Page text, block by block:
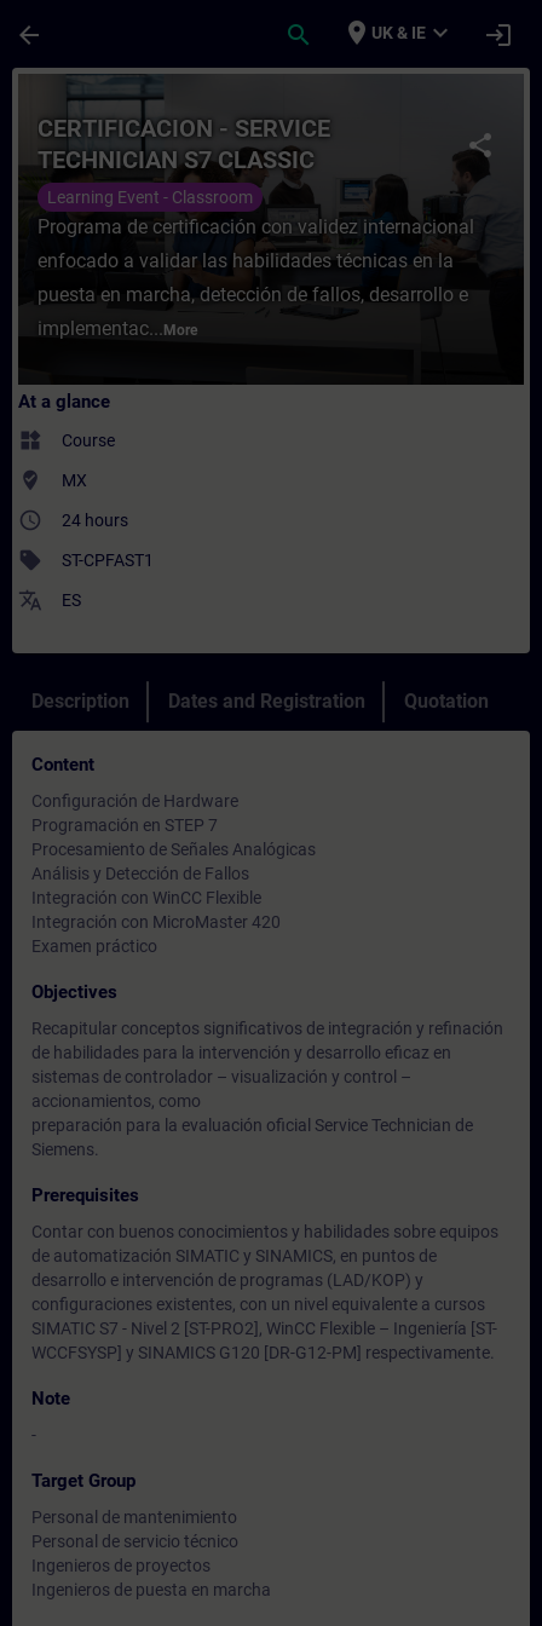
arrow_back search place UK & IE expand_more login
Course - CERTIFICACION - SERVICE
share
CERTIFICACION - SERVICE
TECHNICIAN S7 CLASSIC
Learning Event - Classroom
Programa de certificación con validez internacional
enfocado a validar las habilidades técnicas en la
puesta en marcha, detección de fallos, desarrollo e
implementac... More
At a glance
widgets Course
where_to_vote MX
access_time 24 hours
sell ST-CPFAST1
translate ES
Description Dates and Registration Quotation
Content
Configuración de Hardware
Programación en STEP 7
Procesamiento de Señales Analógicas
Análisis y Detección de Fallos
Integración con WinCC Flexible
Integración con MicroMaster 420
Examen práctico
Objectives
Recapitular conceptos significativos de integración y refinación
de habilidades para la intervención y desarrollo eficaz en
sistemas de controlador – visualización y control –
accionamientos, como
preparación para la evaluación oficial Service Technician de
Siemens.
Prerequisites
Contar con buenos conocimientos y habilidades sobre equipos
de automatización SIMATIC y SINAMICS, en puntos de
desarrollo e intervención de programas (LAD/KOP) y
configuraciones existentes, con un nivel equivalente a cursos
SIMATIC S7 - Nivel 2 [ST-PRO2], WinCC Flexible – Ingeniería [ST-
WCCFSYSP] y SINAMICS G120 [DR-G12-PM] respectivamente.
Note
-
Target Group
Personal de mantenimiento
Personal de servicio técnico
Ingenieros de proyectos
Ingenieros de puesta en marcha